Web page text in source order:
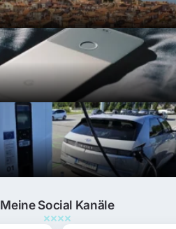
Meine Social Kanäle